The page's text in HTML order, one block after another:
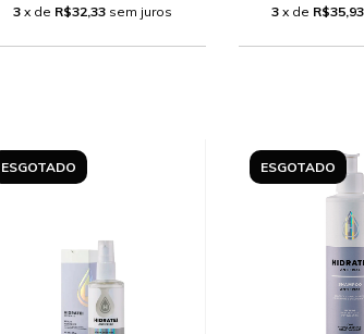
3 x de R$32,33 sem juros 3 x de R$35,93
ESGOTADO ESGOTADO